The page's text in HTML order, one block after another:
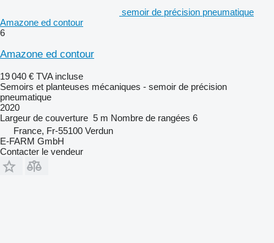
semoir de précision pneumatique
Amazone ed contour
6
Amazone ed contour
19 040 € TVA incluse
Semoirs et planteuses mécaniques - semoir de précision
pneumatique
2020
Largeur de couverture 5 m Nombre de rangées 6
France, Fr-55100 Verdun
E-FARM GmbH
Contacter le vendeur